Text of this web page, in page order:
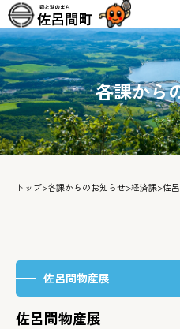
各課から
トップ>各課からのお知らせ>経済課>佐
佐呂間物産展
佐呂間物産展